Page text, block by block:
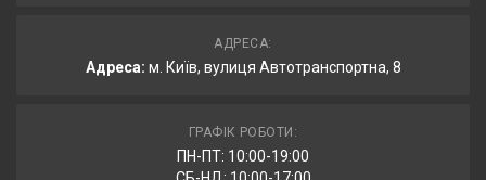
АДРЕСА:
Адреса: м. Київ, вулиця Автотранспортна, 8
ГРАФІК РОБОТИ:
ПН-ПТ: 10:00-19:00